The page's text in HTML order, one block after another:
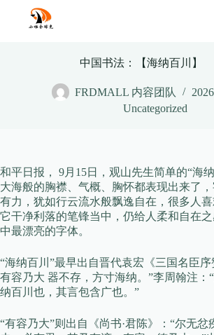
content
中国书法：【海纳百川】
FRDMALL 内容团队
Uncategorized
和平日报， 9月15日，观山先生简单的“海
大海般的胸襟、气概、胸怀都表现出来了
有力，犹如行云流水般飘逸自在，很多人
它干净利落的笔锋当中，仍给人柔和自在
中最漂亮的字体。
“海纳百川”最早出自晋代袁宏《三国名臣序
有容乃大 器不存，方寸海纳。”李周翰注：
纳百川也，其言包含广也。”
“有容乃大”则出自《尚书·君陈》：“尔无